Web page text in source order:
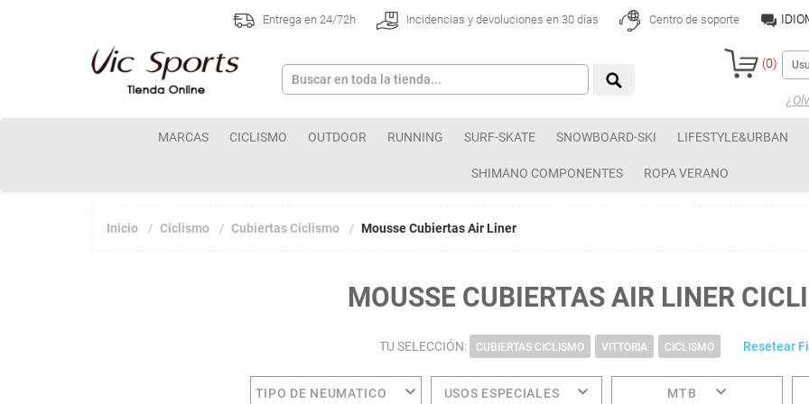
Entrega en 24/72h Incidencias y devoluciones en 30 días Centro de soporte
(0)
MARCAS CICLISMO OUTDOOR RUNNING SURF-SKATE SNOWBOARD-SKI LIFESTYLE&URBAN
SHIMANO COMPONENTES ROPA VERANO
Inicio Ciclismo Cubiertas Ciclismo Mousse Cubiertas Air Liner
MOUSSE CUBIERTAS AIR LINER
TU SELECCIÓN: CUBIERTAS CICLISMO VITTORIA CICLISMO Resetear
TIPO DE NEUMATICO USOS ESPECIALES MTB